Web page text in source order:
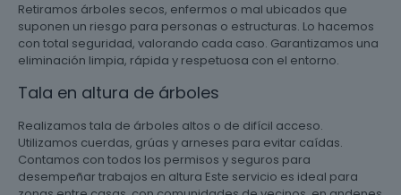
Retiramos árboles secos, enfermos o mal ubicados que
suponen un riesgo para personas o estructuras. Lo hacemos
con total seguridad, valorando cada caso. Garantizamos una
eliminación limpia, rápida y respetuosa con el entorno.
Tala en altura de árboles
Realizamos tala de árboles altos o de difícil acceso.
Utilizamos cuerdas, grúas y arneses para evitar caídas.
Contamos con todos los permisos y seguros para
desempeñar trabajos en altura Este servicio es ideal para